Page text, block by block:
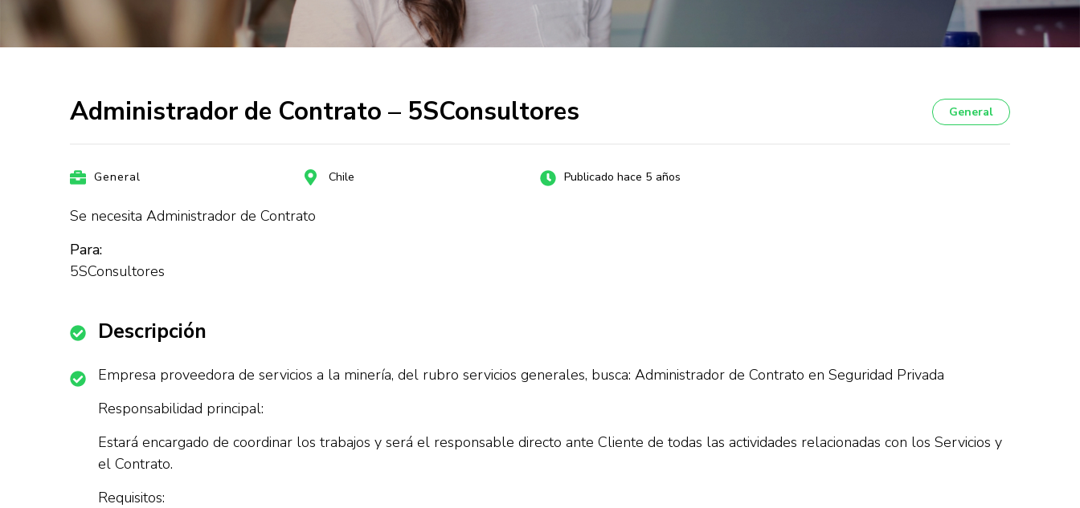
Administrador de Contrato – 5SConsultores General
General Chile Publicado hace 5 años
Se necesita Administrador de Contrato
Para:
5SConsultores
Descripción
Empresa proveedora de servicios a la minería, del rubro servicios generales, busca: Administrador de Contrato en Seguridad Privada
Responsabilidad principal:
Estará encargado de coordinar los trabajos y será el responsable directo ante Cliente de todas las actividades relacionadas con los Servicios y
el Contrato.
Requisitos: